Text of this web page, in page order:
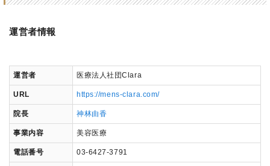
運営者情報
運営者 医療法人社団Clara
URL https://mens-clara.com/
院長 神林由香
事業内容 美容医療
電話番号 03-6427-3791